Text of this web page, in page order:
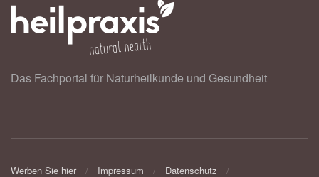
Das Fachportal für Naturheilkunde und Gesundheit
Werben Sie hier Impressum Datenschutz